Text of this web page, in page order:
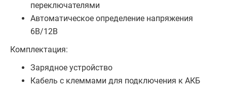
переключателями
Автоматическое определение напряжения
6В/12В
Комплектация:
Зарядное устройство
Кабель с клеммами для подключения к АКБ